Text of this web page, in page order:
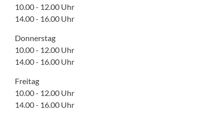
10.00 - 12.00 Uhr
14.00 - 16.00 Uhr
Donnerstag
10.00 - 12.00 Uhr
14.00 - 16.00 Uhr
Freitag
10.00 - 12.00 Uhr
14.00 - 16.00 Uhr